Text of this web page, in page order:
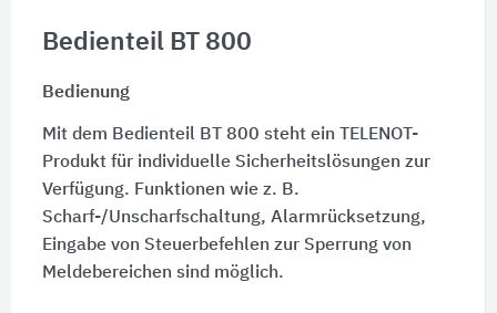
Bedienteil BT 800
Bedienung
Mit dem Bedienteil BT 800 steht ein TELENOT-
Produkt für individuelle Sicherheitslösungen zur
Verfügung. Funktionen wie z. B.
Scharf-/Unscharfschaltung, Alarmrücksetzung,
Eingabe von Steuerbefehlen zur Sperrung von
Meldebereichen sind möglich.